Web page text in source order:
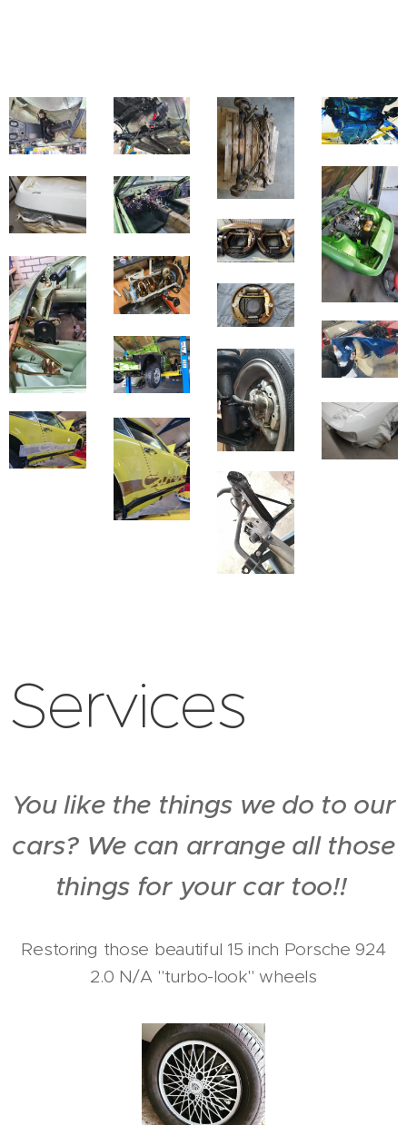
Services
You like the things we do to our
cars? We can arrange all those
things for your car too!!
Restoring those beautiful 15 inch Porsche 924
2.0 N/A "turbo-look" wheels